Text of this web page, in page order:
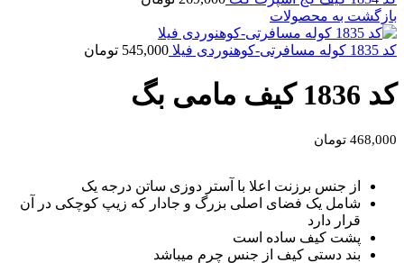
بازگشت به محصولات
کد 1835 کوله مسافرتی-کوهنوردی فیلا 545,000 تومان
کد 1836 کیف مامی بگ
468,000 تومان
از جنس برزنت اعلا با آستر دوزی ساتن درجه یک
شامل یک فضای اصلی بزرگ و جادار که زیپ کوچکی در آن
قرار دارد
پشت کیف ساده است
بند دستی کیف از جنس چرم میباشد